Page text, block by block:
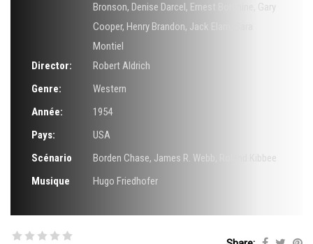
Bronson, Denise Darcel, Ernest Borgnine
Gary
Cooper, Henry Brandon, Jack Elam
Montiel
Director:
Robert Aldrich
Genre:
Western
Année:
1954
Pays:
USA
Scénario
Borden Chase, James R. Webb
Roland Kibbee
Musique
Hugo Friedhofer